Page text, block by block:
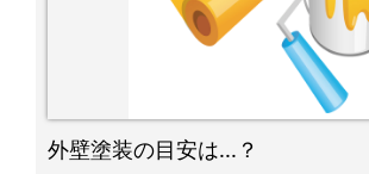
外壁塗装の目安は...？